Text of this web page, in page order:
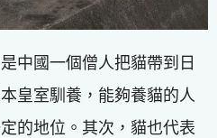
中國一個僧人把貓帶到日
皇室馴養，能夠養貓的人
的地位。其次，貓也代表